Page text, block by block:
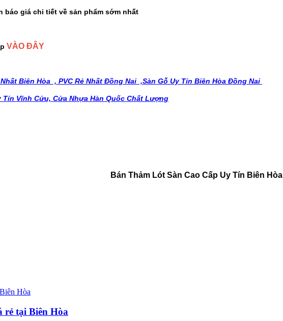
báo giá chi tiết về sản phẩm sớm nhất
VÀO ĐÂY
Biên Hòa , PVC Rẻ Nhất Đồng Nai ,Sàn Gỗ Uy Tín Biên Hòa Đồng Nai
Tín Vĩnh Cửu, Cửa Nhựa Hàn Quốc Chất Lượng
Bán Thảm Lót Sàn Cao Cấp Uy Tín Biên Hòa
rẻ tại Biên Hòa